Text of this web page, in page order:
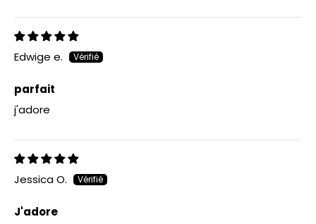
Edwige e.
parfait
j'adore
Jessica O.
J'adore